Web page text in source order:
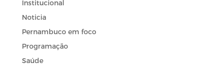
Institucional
Noticia
Pernambuco em foco
Programação
Saúde